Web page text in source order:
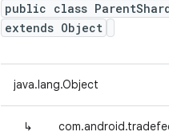
public class
extends Object
java.lang.Object
↳